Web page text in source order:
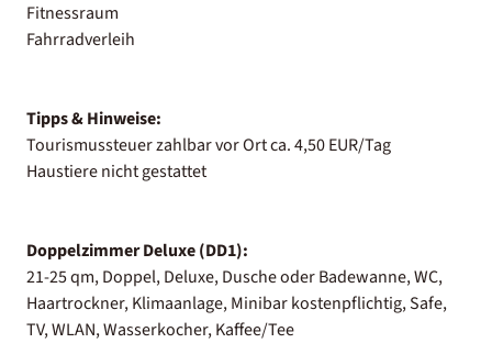
Fitnessraum
Fahrradverleih
Tipps & Hinweise:
Tourismussteuer zahlbar vor Ort ca. 4,50 EUR/Tag
Haustiere nicht gestattet
Doppelzimmer Deluxe (DD1):
21-25 qm, Doppel, Deluxe, Dusche oder Badewanne, WC,
Haartrockner, Klimaanlage, Minibar kostenpflichtig, Safe,
TV, WLAN, Wasserkocher, Kaffee/Tee